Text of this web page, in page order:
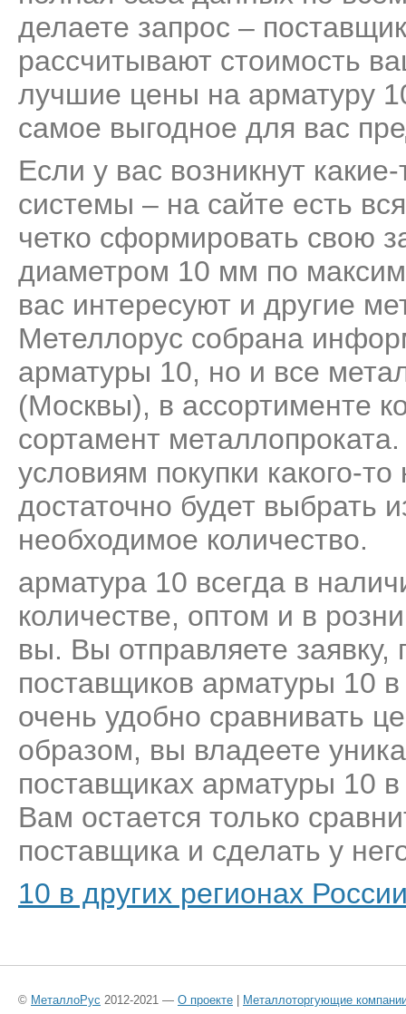
делаете запрос –
рассчитывают стоимость
лучшие цены на арматуру
самое выгодное для вас
Если у вас возникнут
системы – на сайте есть
четко сформировать свою
диаметром 10 мм по
вас интересуют и другие
Метеллорус собрана
арматуры 10, но и все
(Москвы), в ассортименте
сортамент
условиям покупки какого-
достаточно будет выбрать
необходимое количество.
арматура 10 всегда в
количестве, оптом и в
вы. Вы отправляете заявку,
поставщиков арматуры 10
очень удобно сравнивать
образом, вы владеете
поставщиках арматуры 10
Вам остается только
поставщика и сделать у
10 в других регионах
© МеталлоРус 2012-2021 — О проекте Металлоторгующие